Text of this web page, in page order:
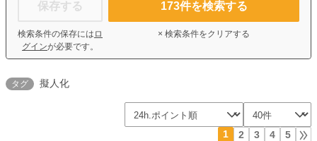
保存する
検索条件の保存には ロ
グインが必要です。
173件を検索する
× 検索条件をクリアする
タグ 擬人化
1 2 3 4 5